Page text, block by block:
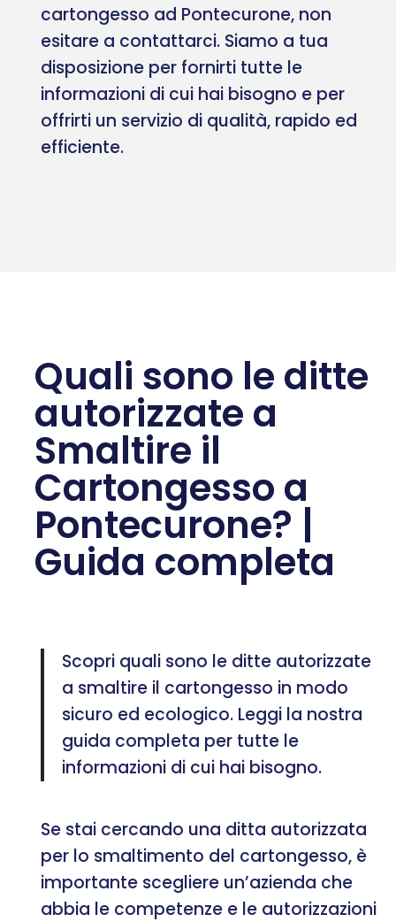
cartongesso ad Pontecurone, non
esitare a contattarci. Siamo a tua
disposizione per fornirti tutte le
informazioni di cui hai bisogno e per
offrirti un servizio di qualità, rapido ed
efficiente.
Quali sono le ditte
autorizzate a
Smaltire il
Cartongesso a
Pontecurone? |
Guida completa
Scopri quali sono le ditte autorizzate
a smaltire il cartongesso in modo
sicuro ed ecologico. Leggi la nostra
guida completa per tutte le
informazioni di cui hai bisogno.
Se stai cercando una ditta autorizzata
per lo smaltimento del cartongesso, è
importante scegliere un’azienda che
abbia le competenze e le autorizzazioni